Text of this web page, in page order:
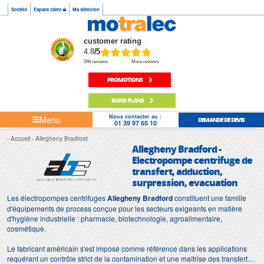
Société Espace client Ma sélection
customer rating
4.8/5
598 reviews More reviews
PROMOTIONS
BONS PLANS
Menu Nous contacter au :
01 39 97 65 10 DEMANDE DE DEVIS
Accueil Allegheny Bradford
Allegheny Bradford -
Electropompe centrifuge de
transfert, adduction,
surpression, evacuation
Les électropompes centrifugesAllegheny Bradfordconstituent une famille
d'équipements de process conçue pour les secteurs exigeants en matière
d'hygiène industrielle : pharmacie, biotechnologie, agroalimentaire,
cosmétique.
Le fabricant américain s'est imposé comme référence dans les applications
requérant un contrôle strict de la contamination et une maîtrise des transferts